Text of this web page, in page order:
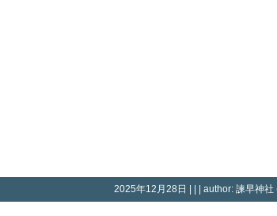
2025年12月28日 | | | author: 諫早神社